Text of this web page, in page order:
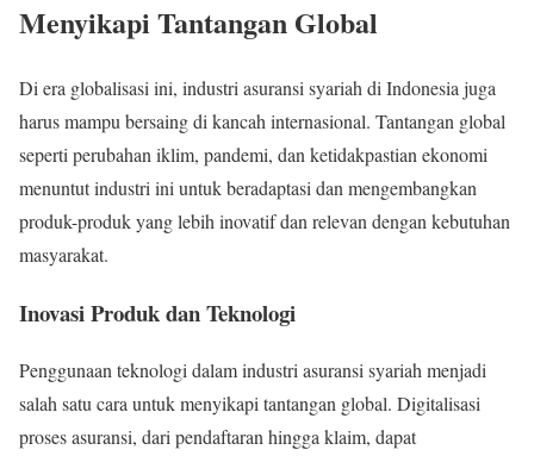
Menyikapi Tantangan Global
Di era globalisasi ini, industri asuransi syariah di Indonesia juga
harus mampu bersaing di kancah internasional. Tantangan global
seperti perubahan iklim, pandemi, dan ketidakpastian ekonomi
menuntut industri ini untuk beradaptasi dan mengembangkan
produk-produk yang lebih inovatif dan relevan dengan kebutuhan
masyarakat.
Inovasi Produk dan Teknologi
Penggunaan teknologi dalam industri asuransi syariah menjadi
salah satu cara untuk menyikapi tantangan global. Digitalisasi
proses asuransi, dari pendaftaran hingga klaim, dapat